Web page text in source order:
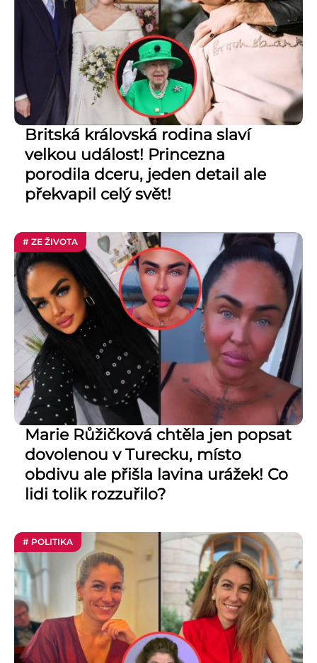
Britská královská rodina slaví
velkou událost! Princezna
porodila dceru, jeden detail ale
překvapil celý svět!
# ZE ŽIVOTA
Marie Růžičková chtěla jen popsat
dovolenou v Turecku, místo
obdivu ale přišla lavina urážek! Co
lidi tolik rozzuřilo?
# POLITIKA